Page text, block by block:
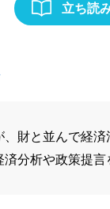
立ち読
、財と並んで経
済分析や政策提言